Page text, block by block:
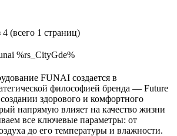
(всего 1 страниц)
FUNAI создается в
философией бренда — Future
здорового и комфортного
напрямую влияет на качество жизни
все ключевые параметры: от
до его температуры и влажности.